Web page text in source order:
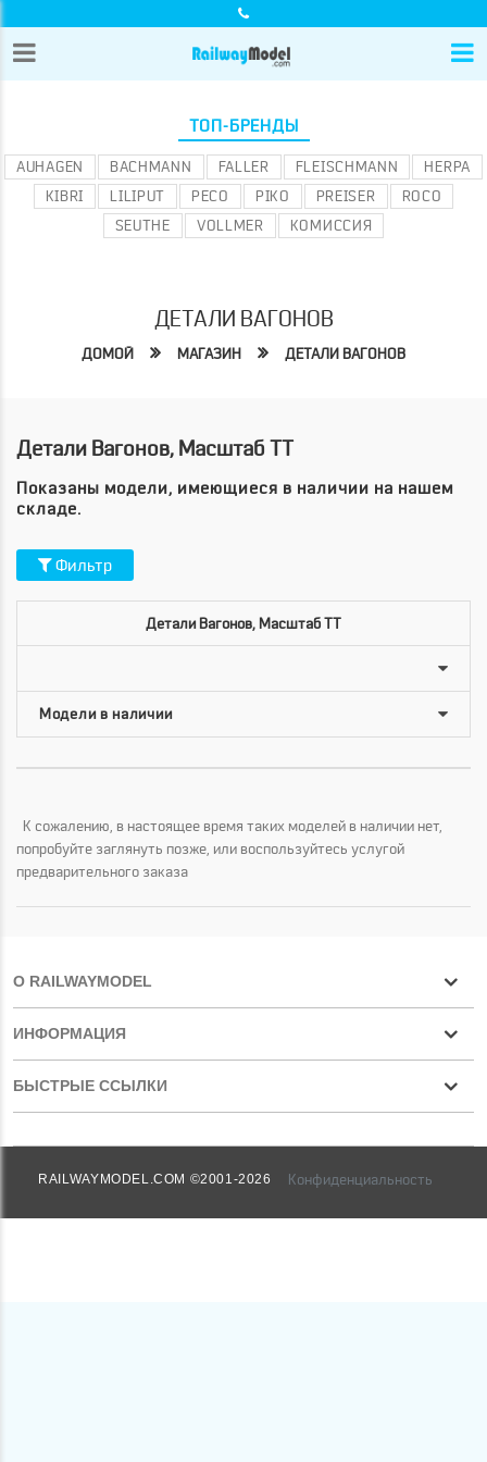
ТОП-БРЕНДЫ
AUHAGEN BACHMANN FALLER FLEISCHMANN
HERPA
KIBRI
LILIPUT PECO PIKO PREISER
ROCO
SEUTHE
VOLLMER КОМИССИЯ
ДЕТАЛИ ВАГОНОВ
ДОМОЙ МАГАЗИН ДЕТАЛИ ВАГОНОВ
Детали Вагонов, Масштаб TT
Показаны модели, имеющиеся в наличии на нашем
складе.
Фильтр
Детали Вагонов, Масштаб TT
К сожалению, в настоящее время таких моделей в наличии нет,
попробуйте заглянуть позже, или воспользуйтесь услугой
предварительного заказа
О RAILWAYMODEL
ИНФОРМАЦИЯ
БЫСТРЫЕ ССЫЛКИ
RAILWAYMODEL.COM ©2001-2026 Конфиденциальность